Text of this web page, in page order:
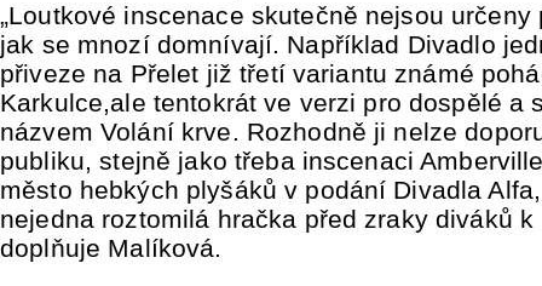
„Loutkové inscenace skutečně nejsou určeny
jak se mnozí domnívají. Například Divadlo
přiveze na Přelet již třetí variantu známé
Karkulce,ale tentokrát ve verzi pro dospělé a
názvem Volání krve. Rozhodně ji nelze
publiku, stejně jako třeba inscenaci
město hebkých plyšáků v podání Divadla
nejedna roztomilá hračka před zraky diváků k
doplňuje Malíková.